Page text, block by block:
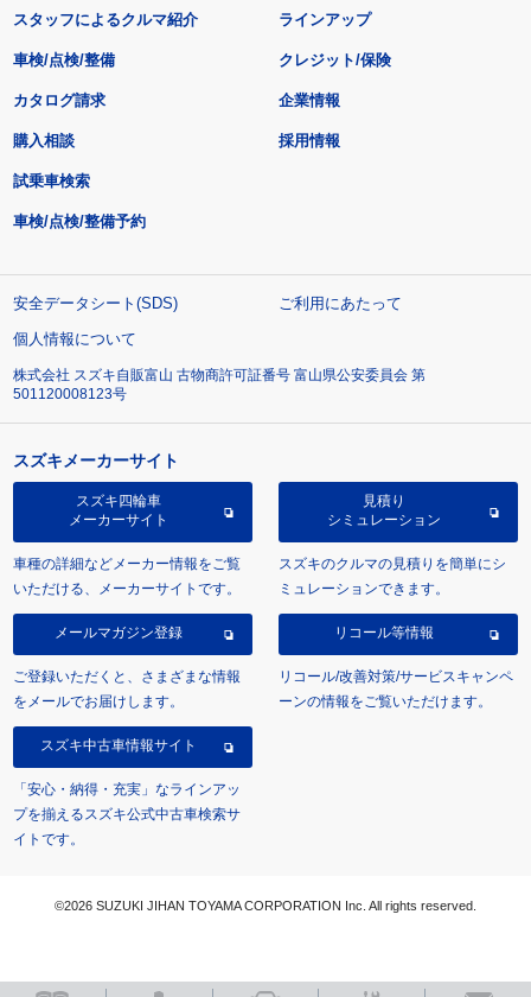
スタッフによるクルマ紹介 ラインアップ
車検/点検/整備 クレジット/保険
カタログ請求
購入相談
試乗車検索
車検/点検/整備予約
企業情報
採用情報
安全データシート(SDS)
ご利用にあたって
個人情報について
株式会社 スズキ自販富山 古物商許可証番号 富山県公安委員会 第
501120008123号
スズキメーカーサイト
スズキ四輪車
メーカーサイト
車種の詳細などメーカー情報をご覧
いただける、メーカーサイトです。
見積り
シミュレーション
スズキのクルマの見積りを簡単にシ
ミュレーションできます。
メールマガジン登録
ご登録いただくと、さまざまな情報
をメールでお届けします。
リコール等情報
リコール/改善対策/サービスキャンペ
ーンの情報をご覧いただけます。
スズキ中古車情報サイト
「安心・納得・充実」なラインアッ
プを揃えるスズキ公式中古車検索サ
イトです。
©2026 SUZUKI JIHAN TOYAMA CORPORATION Inc. All rights reserved.